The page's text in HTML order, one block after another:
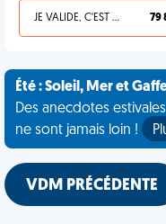
JE VALIDE, C'EST UNE VDM 79
Été : Soleil, Mer et
Des anecdotes
ne sont jamais loin !
VDM PRÉCÉDENTE